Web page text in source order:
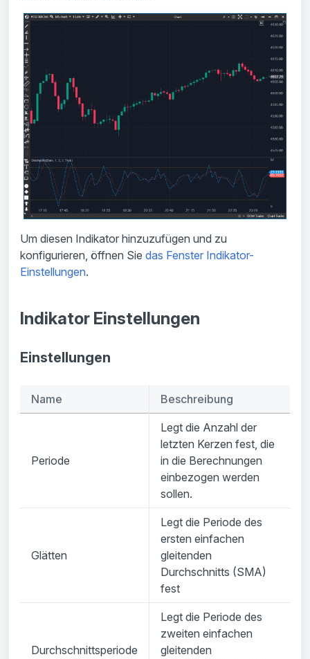
Um diesen Indikator hinzuzufügen und zu
konfigurieren, öffnen Sie das Fenster Indikator-
Einstellungen.
Indikator Einstellungen
Einstellungen
Name Beschreibung
Periode
Legt die Anzahl der
letzten Kerzen fest, die
in die Berechnungen
einbezogen werden
sollen.
Glätten
Legt die Periode des
ersten einfachen
gleitenden
Durchschnitts (SMA)
fest
Durchschnittsperiode
Legt die Periode des
zweiten einfachen
gleitenden